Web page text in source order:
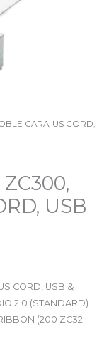
CARA, US CORD,
USB
CORD, USB &
2.0 (STANDARD)
(200 ZC32-